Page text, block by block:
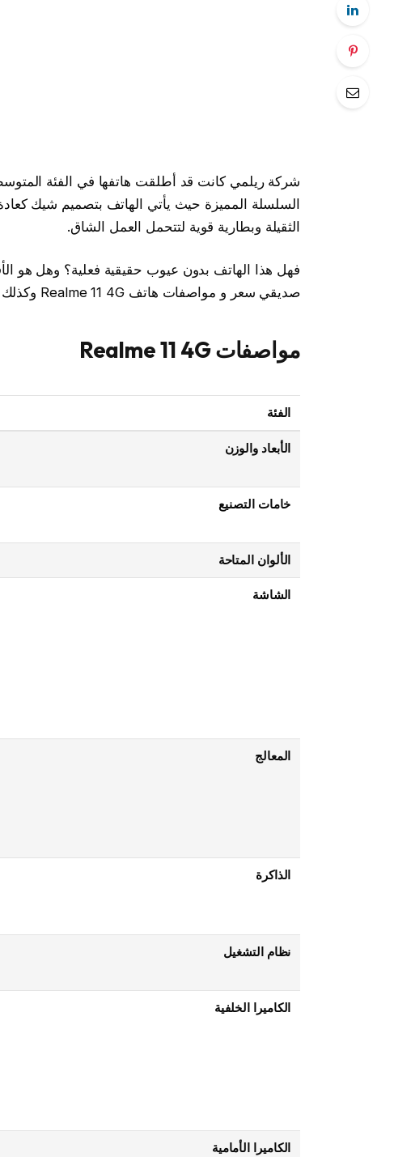
السلسلة المميزة حيث يأتي الهاتف بتصميم شيك
الثقيلة وبطارية قوية لتتحمل العمل الشاق.
فهل هذا الهاتف بدون عيوب حقيقية فعلية؟ وهل
صديقي سعر و مواصفات هاتف Realme 11 4G وكذلك سنشارك كل
مواصفات Realme 11 4G
الفئة
الأبعاد والوزن
خامات التصنيع
الألوان المتاحة
الشاشة
المعالج
الذاكرة
نظام التشغيل
الكاميرا الخلفية
الكاميرا الأمامية